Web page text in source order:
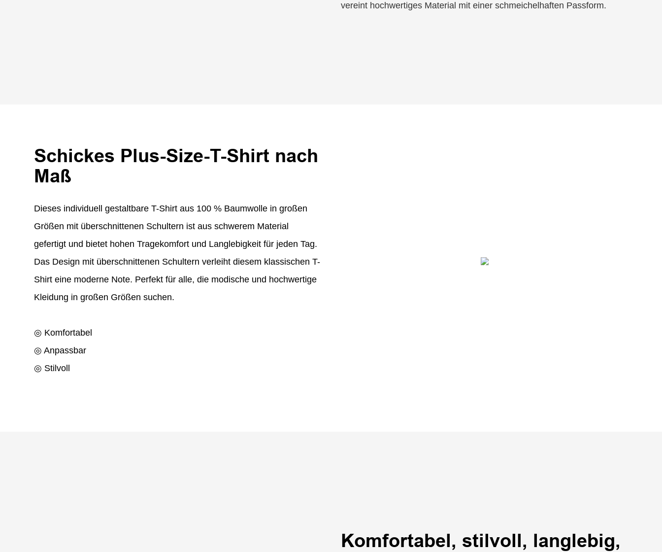
vereint hochwertiges Material mit einer schmeichelhaften Passform.
Schickes Plus-Size-T-Shirt nach
Maß
Dieses individuell gestaltbare T-Shirt aus 100 % Baumwolle in großen
Größen mit überschnittenen Schultern ist aus schwerem Material
gefertigt und bietet hohen Tragekomfort und Langlebigkeit für jeden Tag.
Das Design mit überschnittenen Schultern verleiht diesem klassischen T-
Shirt eine moderne Note. Perfekt für alle, die modische und hochwertige
Kleidung in großen Größen suchen.
◎ Komfortabel
◎ Anpassbar
◎ Stilvoll
Komfortabel, stilvoll, langlebig,